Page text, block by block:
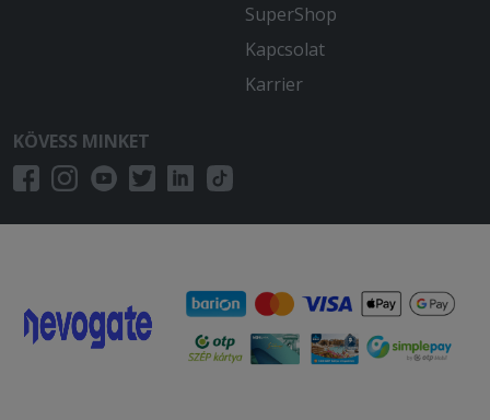
SuperShop
Kapcsolat
Karrier
KÖVESS MINKET